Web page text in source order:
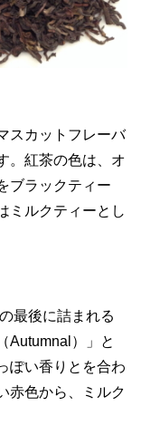
スカットフレーバ
。紅茶の色は、オ
ブラックティー
ミルクティーとし
最後に詰まれる
Autumnal）」と
ぽい香りとを合わ
赤色から、ミルク